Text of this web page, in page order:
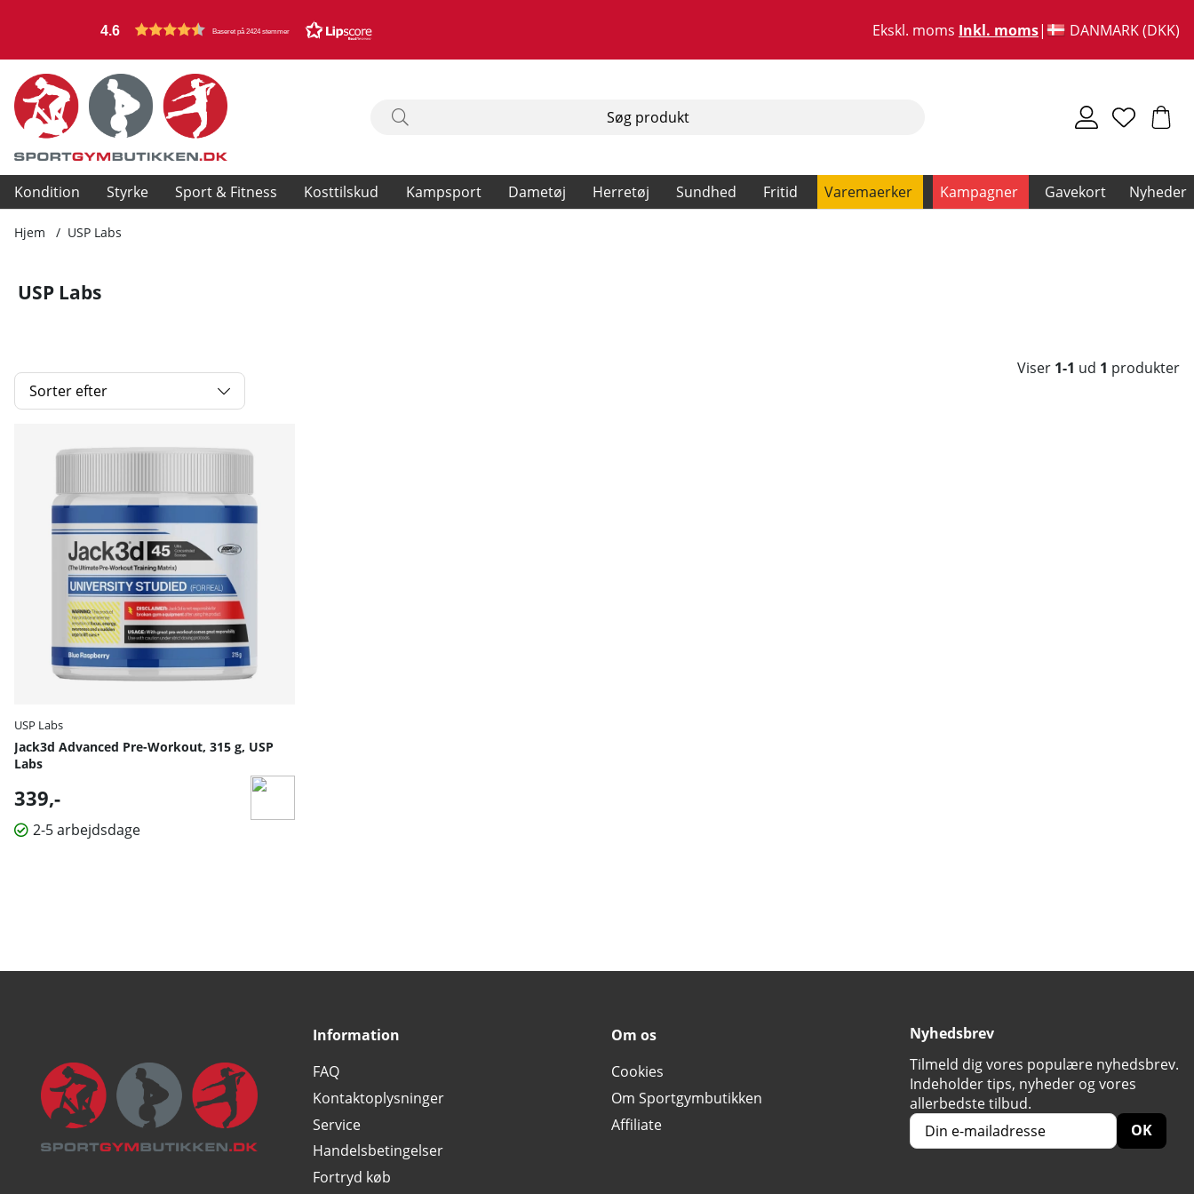
4.6 Baseret på 2424 stemmer Ekskl. moms Inkl. moms DANMARK (DKK)
Kondition Styrke Sport & Fitness Kosttilskud Kampsport Dametøj Herretøj Sundhed Fritid Varemaerker Kampagner Gavekort Nyheder
Hjem USP Labs
USP Labs
Sorter efter
Viser 1-1 ud 1 produkter
USP Labs
Jack3d Advanced Pre-Workout, 315 g, USP
Labs
339,-
2-5 arbejdsdage
Information
FAQ
Kontaktoplysninger
Service
Handelsbetingelser
Fortryd køb
Om os
Cookies
Om Sportgymbutikken
Affiliate
Nyhedsbrev
Tilmeld dig vores populære nyhedsbrev.
Indeholder tips, nyheder og vores
allerbedste tilbud.
OK